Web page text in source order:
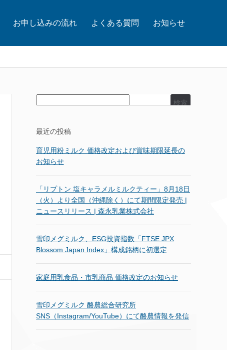
お申し込みの流れ よくある質問 お知らせ
検索
最近の投稿
育児用粉ミルク 価格改定および賞味期限延長の
お知らせ
「リプトン 塩キャラメルミルクティー」8月18日
（火）より全国（沖縄除く）にて期間限定発売 |
ニュースリリース | 森永乳業株式会社
雪印メグミルク、ESG投資指数「FTSE JPX
Blossom Japan Index」構成銘柄に初選定
家庭用乳食品・市乳商品 価格改定のお知らせ
雪印メグミルク 酪農総合研究所
SNS（Instagram/YouTube）にて酪農情報を発信